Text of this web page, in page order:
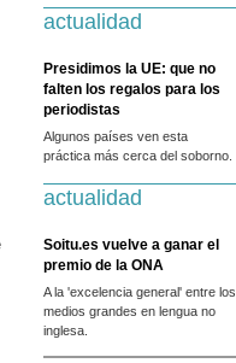
actualidad
Presidimos la UE: que no
falten los regalos para los
periodistas
Algunos países ven esta
práctica más cerca del soborno.
actualidad
Soitu.es vuelve a ganar el
premio de la ONA
A la 'excelencia general' entre los
medios grandes en lengua no
inglesa.